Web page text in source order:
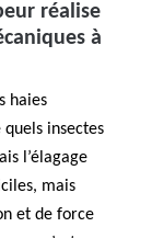
réalise
à
haies
insectes
l’élagage
mais
et de force